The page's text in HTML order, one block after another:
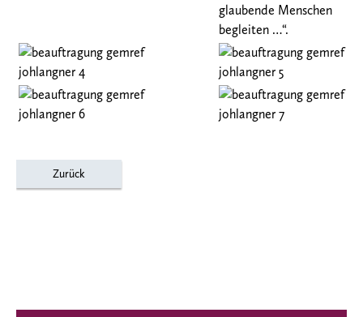
glaubende Menschen
begleiten …“.
Zurück